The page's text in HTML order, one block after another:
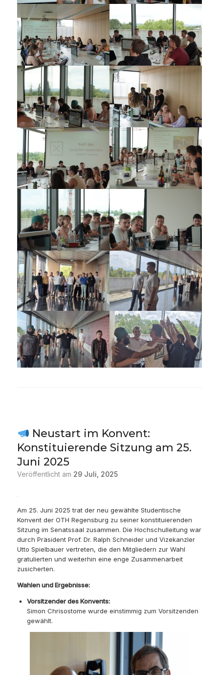
Neustart im Konvent:
Konstituierende Sitzung am 25.
Juni 2025
Veröffentlicht am 29 Juli, 2025
Am 25. Juni 2025 trat der neu gewählte Studentische
Konvent der OTH Regensburg zu seiner konstituierenden
Sitzung im Senatssaal zusammen. Die Hochschulleitung war
durch Präsident Prof. Dr. Ralph Schneider und Vizekanzler
Utto Spielbauer vertreten, die den Mitgliedern zur Wahl
gratulierten und weiterhin eine enge Zusammenarbeit
zusicherten.
Wahlen und Ergebnisse:
Vorsitzender des Konvents:
Simon Chrisostome wurde einstimmig zum Vorsitzenden
gewählt.